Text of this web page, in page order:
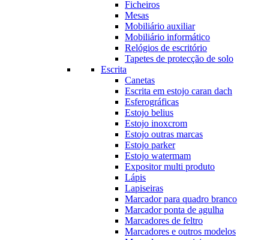
Ficheiros
Mesas
Mobiliário auxiliar
Mobiliário informático
Relógios de escritório
Tapetes de protecção de solo
Escrita
Canetas
Escrita em estojo caran dach
Esferográficas
Estojo belius
Estojo inoxcrom
Estojo outras marcas
Estojo parker
Estojo watermam
Expositor multi produto
Lápis
Lapiseiras
Marcador para quadro branco
Marcador ponta de agulha
Marcadores de feltro
Marcadores e outros modelos